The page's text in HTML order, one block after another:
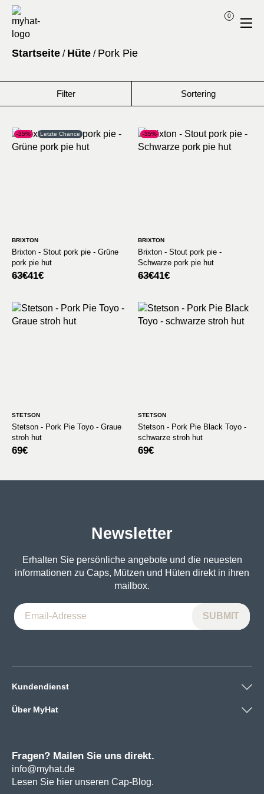
0
Startseite / Hüte / Pork Pie
Sortering
Filter
-35% Letzte Chance
BRIXTON
Brixton - Stout pork pie - Grüne
pork pie hut
63€
Ursprünglicher
63€
41€
Aktueller
41€.
-35%
BRIXTON
Brixton - Stout pork pie -
Schwarze pork pie hut
63€
Ursprünglicher
63€
41€
Aktueller
41€.
STETSON
Stetson - Pork Pie Toyo - Graue
stroh hut
69€
STETSON
Stetson - Pork Pie Black Toyo -
schwarze stroh hut
69€
Newsletter
Erhalten Sie persönliche angebote und die neuesten
informationen zu Caps, Mützen und Hüten direkt in ihren
mailbox.
Kundendienst
Über MyHat
Fragen? Mailen Sie uns direkt.
info@myhat.de
Lesen Sie hier unseren Cap-Blog.